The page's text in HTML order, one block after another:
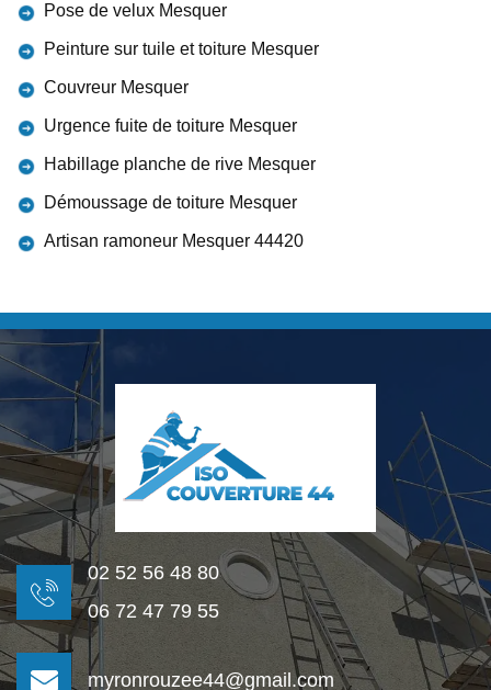
Pose de velux Mesquer
Peinture sur tuile et toiture Mesquer
Couvreur Mesquer
Urgence fuite de toiture Mesquer
Habillage planche de rive Mesquer
Démoussage de toiture Mesquer
Artisan ramoneur Mesquer 44420
02 52 56 48 80
06 72 47 79 55
myronrouzee44@gmail.com